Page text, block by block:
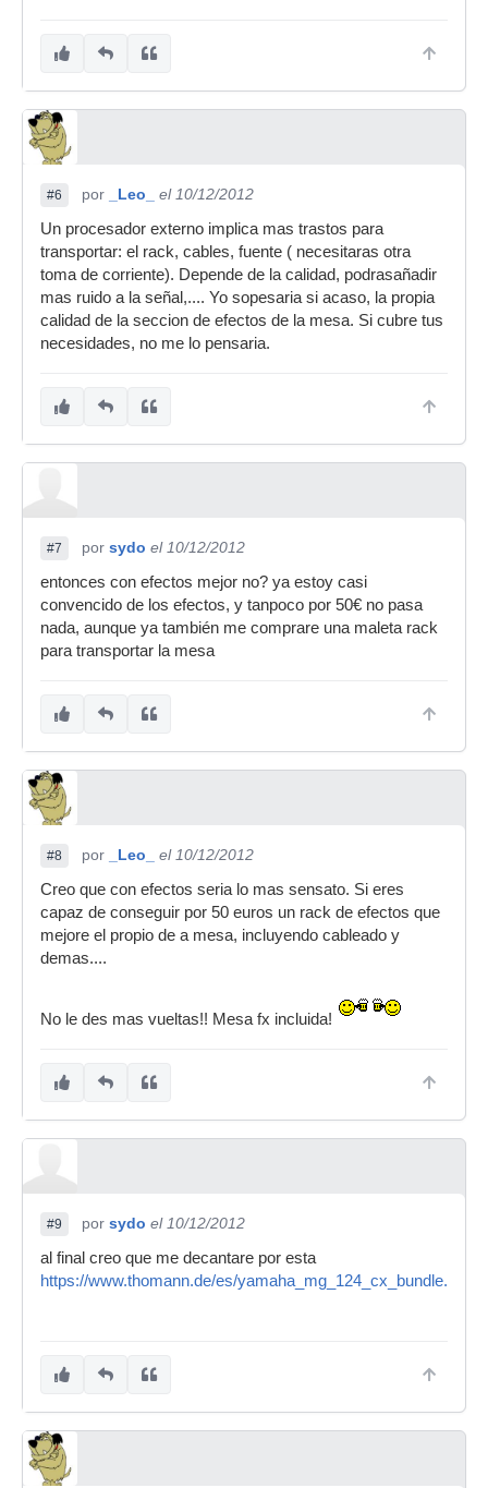
#6 por _Leo_
el 10/12/2012
Un procesador externo implica mas trastos para
transportar: el rack, cables, fuente ( necesitaras otra
toma de corriente). Depende de la calidad, podrasañadir
mas ruido a la señal,.... Yo sopesaria si acaso, la propia
calidad de la seccion de efectos de la mesa. Si cubre tus
necesidades, no me lo pensaria.
#7 por sydo el 10/12/2012
entonces con efectos mejor no? ya estoy casi
convencido de los efectos, y tanpoco por 50€ no pasa
nada, aunque ya también me comprare una maleta rack
para transportar la mesa
#8 por _Leo_
el 10/12/2012
Creo que con efectos seria lo mas sensato. Si eres
capaz de conseguir por 50 euros un rack de efectos que
mejore el propio de a mesa, incluyendo cableado y
demas....
No le des mas vueltas!! Mesa fx incluida!
#9 por sydo el 10/12/2012
al final creo que me decantare por esta
https://www.thomann.de/es/yamaha_mg_124_cx_bundle.htm